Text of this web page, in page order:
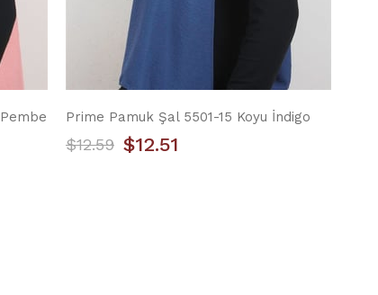
Prime Pamuk Şal 5501-15 Koyu İndigo
$12.51
$12.59